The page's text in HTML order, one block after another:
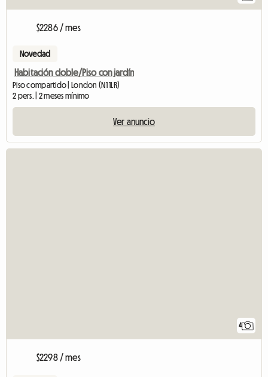
$2286 / mes
Novedad
Habitación doble/Piso con jardín
Piso compartido | London (N1 1LR)
2 pers. | 2 meses mínimo
Ver anuncio
4
$2298 / mes